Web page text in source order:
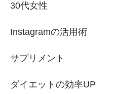
30代女性
Instagramの活用術
サプリメント
ダイエットの効率UP